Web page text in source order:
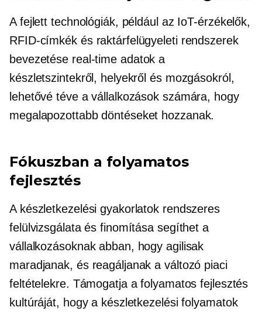
A fejlett technológiák, például az IoT-érzékelők,
RFID-címkék és raktárfelügyeleti rendszerek
bevezetése real-time adatok a
készletszintekről, helyekről és mozgásokról,
lehetővé téve a vállalkozások számára, hogy
megalapozottabb döntéseket hozzanak.
Fókuszban a folyamatos
fejlesztés
A készletkezelési gyakorlatok rendszeres
felülvizsgálata és finomítása segíthet a
vállalkozásoknak abban, hogy agilisak
maradjanak, és reagáljanak a változó piaci
feltételekre. Támogatja a folyamatos fejlesztés
kultúráját, hogy a készletkezelési folyamatok